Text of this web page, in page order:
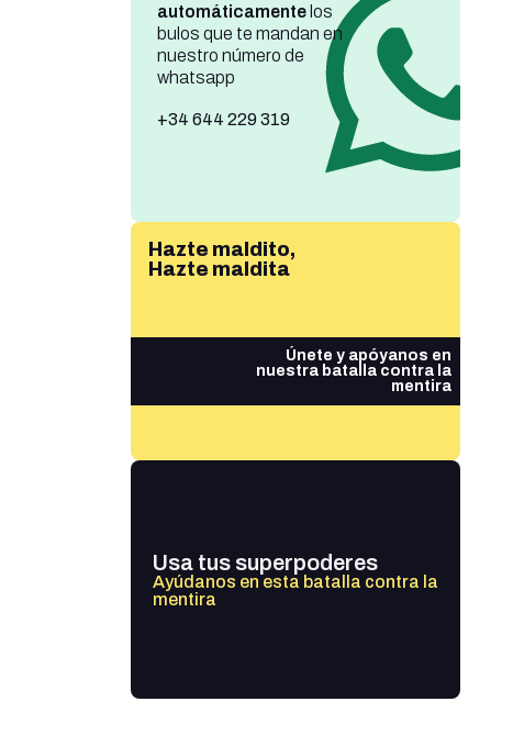
automáticamentelos
bulos que te mandan en
nuestro número de
whatsapp
+34 644 229 319
Hazte maldito,
Hazte maldita
Únete y apóyanos en
nuestra batalla contra la
mentira
Usa tus superpoderes
Ayúdanos en esta batalla contra la
mentira